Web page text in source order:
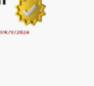
Indonesia
1000